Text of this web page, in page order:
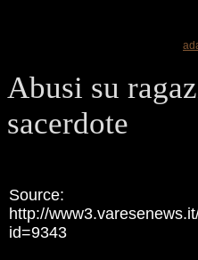
Abusi su
sacerdote
Source:
http://
id=9343